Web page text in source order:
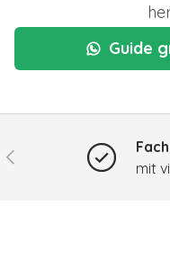
Guide
Vorherige
mit